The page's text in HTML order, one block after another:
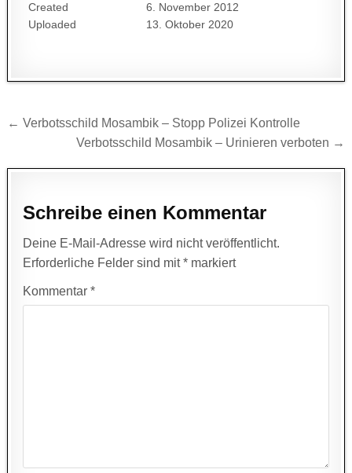
Created
6. November 2012
Uploaded
13. Oktober 2020
Beitragsnavigation
← Verbotsschild Mosambik – Stopp Polizei Kontrolle
Verbotsschild Mosambik – Urinieren verboten →
Schreibe einen Kommentar
Deine E-Mail-Adresse wird nicht veröffentlicht.
Erforderliche Felder sind mit* markiert
Kommentar*